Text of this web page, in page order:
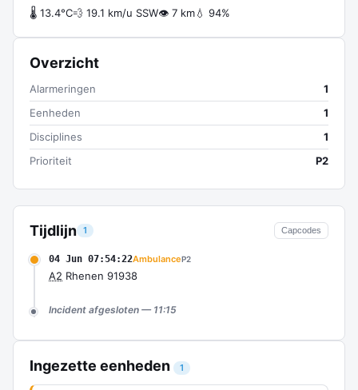
Tijdlijn 1 Capcodes
04 Jun 07:54:22AmbulanceP2
A2 Rhenen 91938
Incident afgesloten — 11:15
Ingezette eenheden 1
🌡 13.4°C💨 19.1 km/u SSW👁 7 km💧 94%
Overzicht
Alarmeringen
1
Eenheden
1
Disciplines
1
Prioriteit
P2